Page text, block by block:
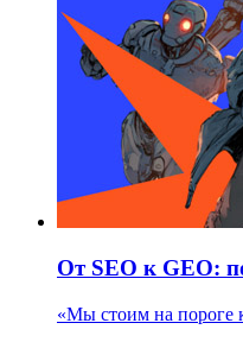
От SEO к GEO:
«Мы стоим на пороге